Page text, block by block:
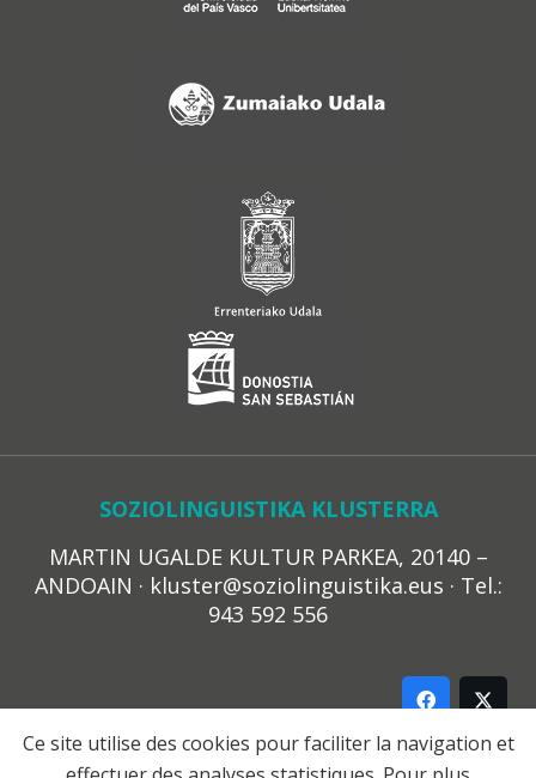
SOZIOLINGUISTIKA KLUSTERRA
MARTIN UGALDE KULTUR PARKEA, 20140 –
ANDOAIN · kluster@soziolinguistika.eus · Tel.:
943 592 556
Ce site utilise des cookies pour faciliter la navigation et